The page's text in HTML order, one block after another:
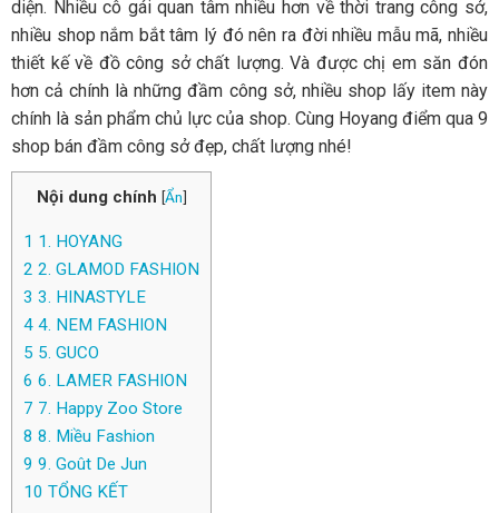
diện. Nhiều cô gái quan tâm nhiều hơn về thời trang công sở,
nhiều shop nắm bắt tâm lý đó nên ra đời nhiều mẫu mã, nhiều
thiết kế về đồ công sở chất lượng. Và được chị em săn đón
hơn cả chính là những đầm công sở, nhiều shop lấy item này
chính là sản phẩm chủ lực của shop. Cùng Hoyang điểm qua 9
shop bán đầm công sở đẹp, chất lượng nhé!
Nội dung chính [Ẩn]
1 1. HOYANG
2 2. GLAMOD FASHION
3 3. HINASTYLE
4 4. NEM FASHION
5 5. GUCO
6 6. LAMER FASHION
7 7. Happy Zoo Store
8 8. Miều Fashion
9 9. Goût De Jun
10 TỔNG KẾT